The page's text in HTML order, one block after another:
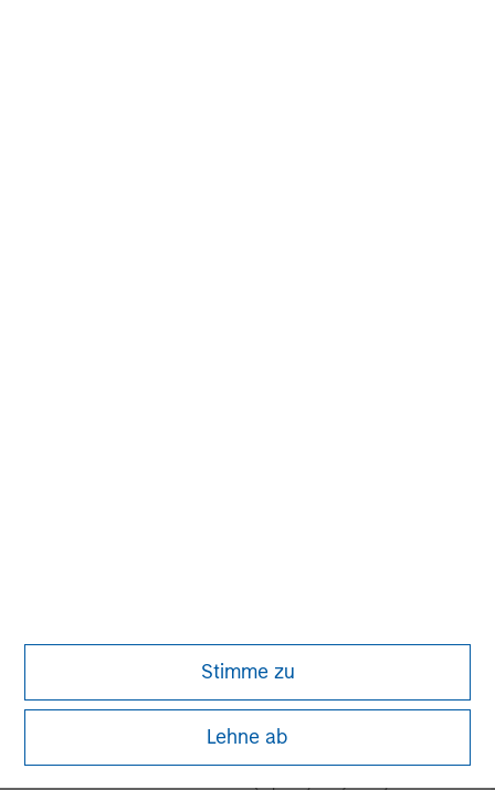
Stimme zu
Lehne ab
the funds to meet their payment obligations in the futurePublic
are subject to liquidity risk and the credit risks of
lower-rated securities that may have a higher degree of credit
and liquidity risk. Sovereign debt securities are subject to default
Mortgage- and asset-backed securities
early prepayment risk and a higher risk of default and may be